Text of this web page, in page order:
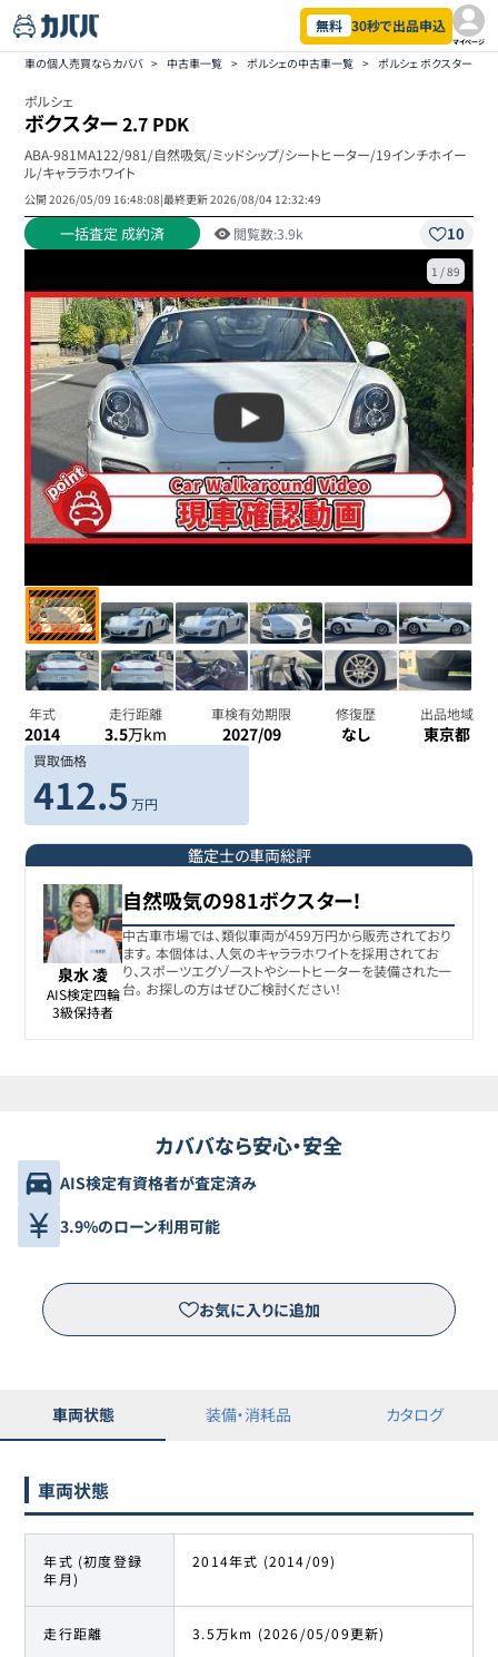
無料 30秒で出品申込
マイページ
車の個人売買ならカババ > 中古車一覧 > ポルシェの中古車一覧 > ポルシェ ボクスターの
ポルシェ
ボクスター2.7 PDK
ABA-981MA122/981/自然吸気/ミッドシップ/シートヒーター/19インチホイー
ル/キャララホワイト
公開2026/05/09 16:48:08|最終更新2026/08/04 12:32:49
一括査定 成約済 閲覧数:3.9k 10
1 /89
年式
2014
走行距離
3.5万km
車検有効期限
2027/09
修復歴
なし
出品地域
東京都
買取価格
412.5 万円
鑑定士の車両総評
泉水 凌
AIS検定四輪
3級保持者
自然吸気の981ボクスター！
中古車市場では、類似車両が459万円から販売されており
ます。 本個体は、人気のキャララホワイトを採用されてお
り、スポーツエグゾーストやシートヒーターを装備された一
台。 お探しの方はぜひご検討ください！
カババなら安心・安全
AIS検定有資格者が査定済み
3.9%のローン利用可能
お気に入りに追加
車両状態 装備・消耗品 カタログ
車両状態
年式 (初度登録
年月)
2014年式 (2014/09)
走行距離 3.5万km (2026/05/09更新)